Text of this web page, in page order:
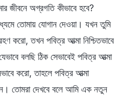
জীবনে অগ্রগতি কীভাবে হবে?
তোমায় যোগান দেওয়া। যখন তুমি
করো, তখন পবিত্র আত্মা নিশ্চিতভাবে
বলছি ঠিক সেভাবেই পবিত্র আত্মা
করো, তাহলে পবিত্র আত্মা
তোমরা দেখবে বলে আমি এক নতুন